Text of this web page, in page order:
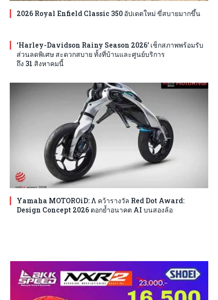
2026 Royal Enfield Classic 350 อัปเดตใหม่ ขี่สบายมากขึ้น
‘Harley-Davidson Rainy Season 2026’ เช็กสภาพพร้อมรับ
ส่วนลดพิเศษ สะดวกสบาย ทั้งที่บ้านและศูนย์บริการ
ถึง 31 สิงหาคมนี้
Yamaha MOTOROiD: Λ คว้ารางวัล Red Dot Award:
Design Concept 2026 ตอกย้ำอนาคต AI บนสองล้อ